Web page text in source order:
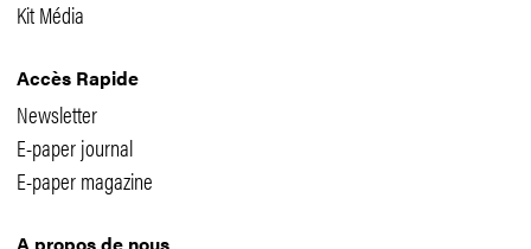
Kit Média
Accès Rapide
Newsletter
E-paper journal
E-paper magazine